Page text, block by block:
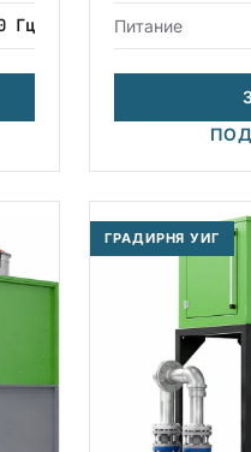
Гц Питание
ГРАДИРНЯ УИГ